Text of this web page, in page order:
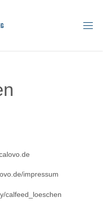
G
impressum
calfeed_loeschen